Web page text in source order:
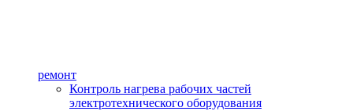
ремонт
Контроль нагрева рабочих частей
электротехнического оборудования